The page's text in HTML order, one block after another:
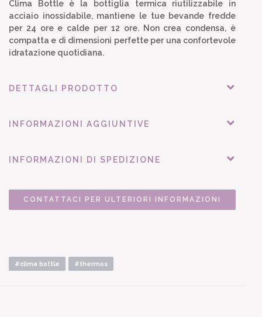
Clima Bottle è la bottiglia termica riutilizzabile in
acciaio inossidabile, mantiene le tue bevande fredde
per 24 ore e calde per 12 ore. Non crea condensa, è
compatta e di dimensioni perfette per una confortevole
idratazione quotidiana.
DETTAGLI PRODOTTO
INFORMAZIONI AGGIUNTIVE
INFORMAZIONI DI SPEDIZIONE
CONTATTACI PER ULTERIORI INFORMAZIONI
#clima bottle #thermos